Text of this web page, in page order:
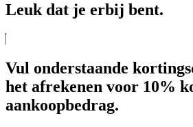
Leuk dat je erbij bent.
Vul onderstaande
het afrekenen voor 10%
aankoopbedrag.